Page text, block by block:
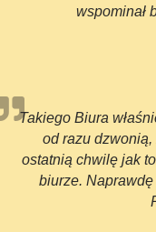
wspominał
Takiego Biura
od razu
ostatnią chwilę jak
biurze.